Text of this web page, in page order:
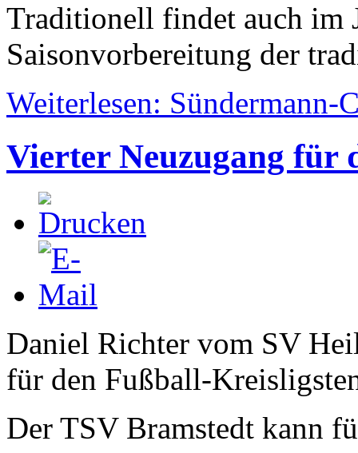
Traditionell findet auch im
Saisonvorbereitung der
Weiterlesen: Sündermann-
Vierter Neuzugang für
Daniel Richter vom SV
für den Fußball-
Der TSV Bramstedt kann